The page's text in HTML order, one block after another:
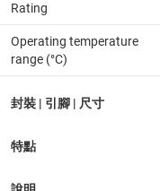
Rating
Operating temperature
range (°C)